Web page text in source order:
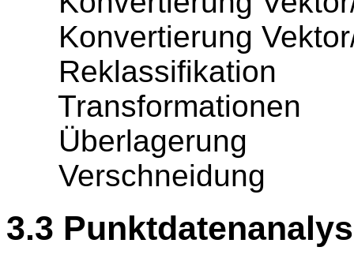
Konvertierung
Reklassifikation
Transformationen
Überlagerung
Verschneidung
3.3